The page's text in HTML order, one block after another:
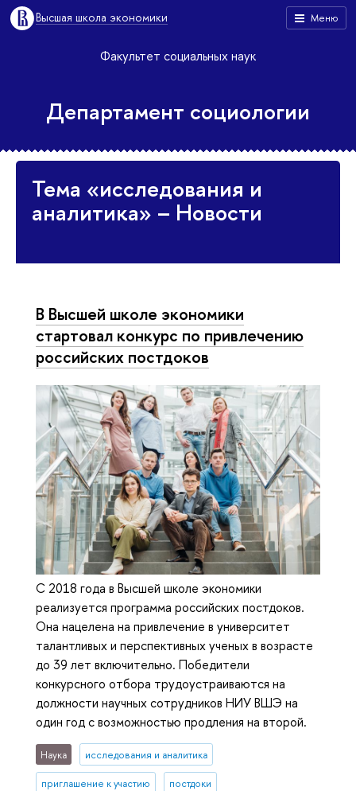
Меню
Высшая школа экономики
Факультет социальных наук
Департамент социологии
Тема «исследования и
аналитика» – Новости
В Высшей школе экономики
стартовал конкурс по привлечению
российских постдоков
С 2018 года в Высшей школе экономики
реализуется программа российских постдоков.
Она нацелена на привлечение в университет
талантливых и перспективных ученых в возрасте
до 39 лет включительно. Победители
конкурсного отбора трудоустраиваются на
должности научных сотрудников НИУ ВШЭ на
один год с возможностью продления на второй.
Наука исследования и аналитика
приглашение к участию постдоки